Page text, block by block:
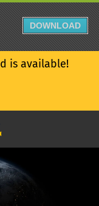
is available!
DOWNLOAD